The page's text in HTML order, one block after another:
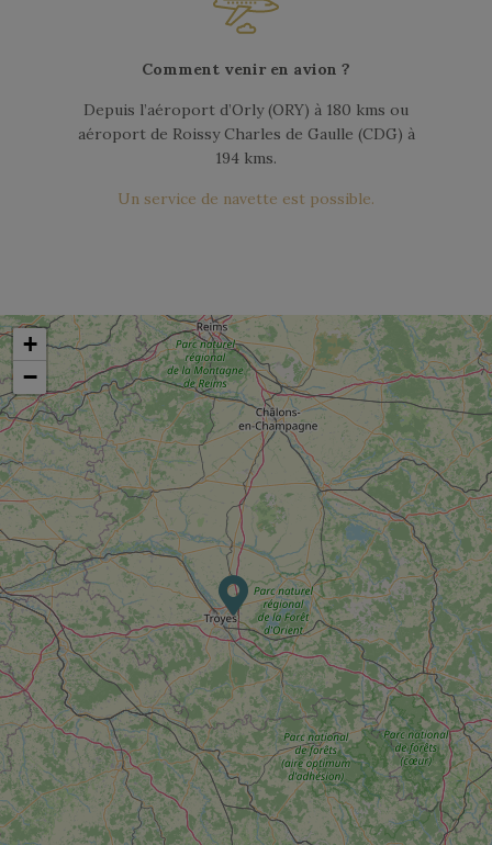
Comment venir en avion ?
Depuis l’aéroport d’Orly (ORY) à 180 kms ou
aéroport de Roissy Charles de Gaulle (CDG) à
194 kms.
Un service de navette est possible.
CALCULER L'ITINÉRAIRE
+
−